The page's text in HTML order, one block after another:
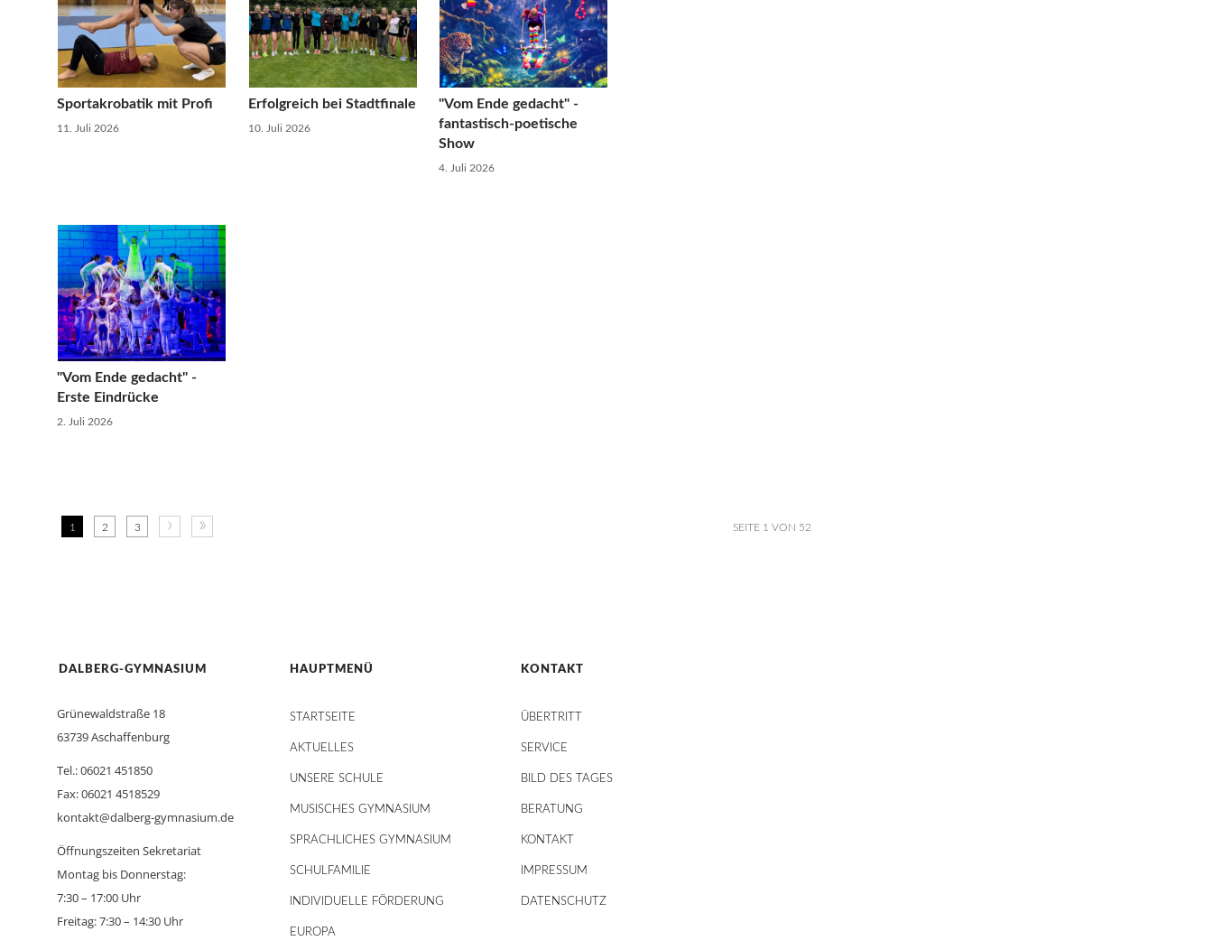
Sportakrobatik mit Profi
11. Juli 2026
Erfolgreich bei Stadtfinale
10. Juli 2026
"Vom Ende gedacht" -
fantastisch-poetische
Show
4. Juli 2026
"Vom Ende gedacht" -
Erste Eindrücke
2. Juli 2026
SEITE 1 VON 52
1 2 3 › »
DALBERG-GYMNASIUM
Grünewaldstraße 18
63739 Aschaffenburg
Tel.: 06021 451850
Fax: 06021 4518529
kontakt@dalberg-gymnasium.de
Öffnungszeiten Sekretariat
Montag bis Donnerstag:
7:30 – 17:00 Uhr
Freitag: 7:30 – 14:30 Uhr
HAUPTMENÜ
STARTSEITE
AKTUELLES
UNSERE SCHULE
MUSISCHES GYMNASIUM
SPRACHLICHES GYMNASIUM
SCHULFAMILIE
INDIVIDUELLE FÖRDERUNG
EUROPA
KONTAKT
ÜBERTRITT
SERVICE
BILD DES TAGES
BERATUNG
KONTAKT
IMPRESSUM
DATENSCHUTZ